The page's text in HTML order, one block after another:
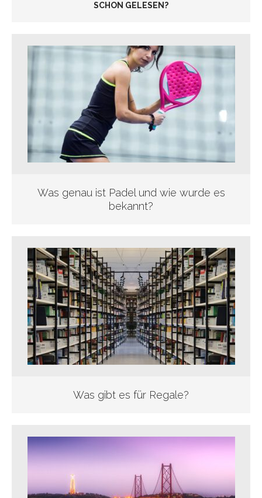
SCHON GELESEN?
Was genau ist Padel und wie wurde es
bekannt?
Was gibt es für Regale?